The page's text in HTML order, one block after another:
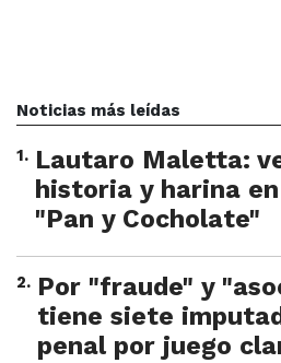
Noticias más leídas
1. Lautaro Maletta:
historia y harina
"Pan y Cocholate"
2. Por "fraude" y
tiene siete
penal por juego